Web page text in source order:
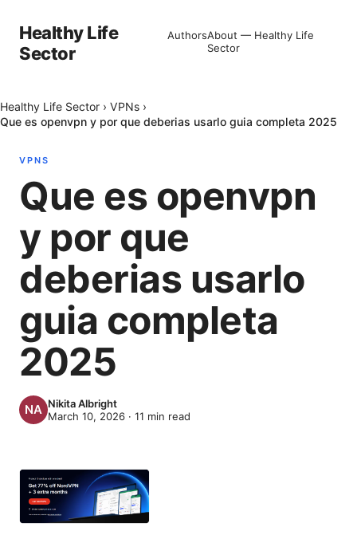
Healthy Life
Sector
AuthorsAbout — Healthy Life
Sector
Healthy Life Sector › VPNs ›
Que es openvpn y por que deberias usarlo guia completa 2025
VPNS
Que es openvpn
y por que
deberias usarlo
guia completa
2025
Nikita Albright
March 10, 2026 · 11 min read